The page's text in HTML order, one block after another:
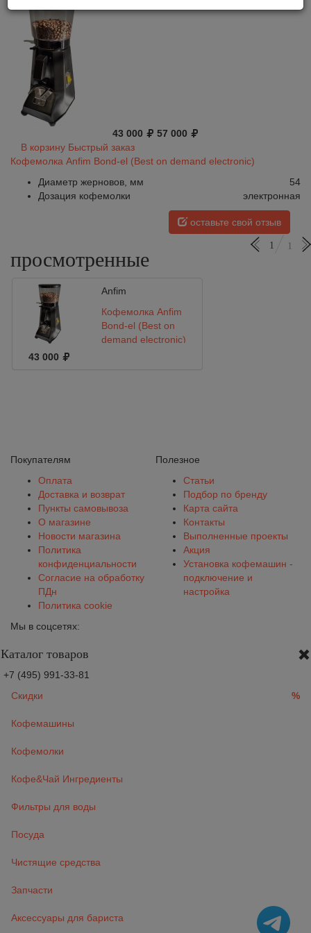
43 000
57 000
В корзину Быстрый заказ
Кофемолка Anfim Bond-el (Best on demand electronic)
Диаметр жерновов, мм
54
Дозация кофемолки
электронная
оставьте свой отзыв
просмотренные
1 1
Anfim
Кофемолка Anfim
Bond-el (Best on
demand electronic)
43 000
Покупателям
Оплата
Доставка и возврат
Пункты самовывоза
О магазине
Новости магазина
Политика
конфиденциальности
Согласие на обработку
ПДн
Политика cookie
Полезное
Статьи
Подбор по бренду
Карта сайта
Контакты
Выполненные проекты
Акция
Установка кофемашин -
подключение и
настройка
Мы в соцсетях:
Каталог товаров
+7 (495) 991-33-81
Скидки
%
Кофемашины
Кофемолки
Кофе&Чай Ингредиенты
Фильтры для воды
Посуда
Чистящие средства
Запчасти
Аксессуары для бариста